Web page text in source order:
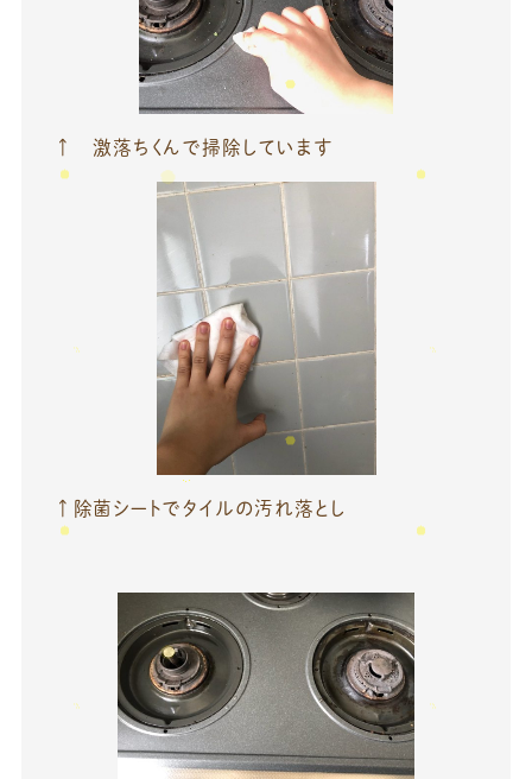
↑ 激落ちくんで掃除しています
↑除菌シートでタイルの汚れ落とし